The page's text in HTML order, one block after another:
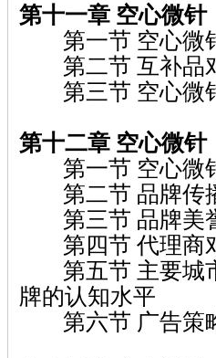
第十一章 空心微针
第一节 空心微
第二节 互补品
第三节 空心微
第十二章 空心微针
第一节 空心微
第二节 品牌传
第三节 品牌美
第四节 代理商
第五节 主要城市
牌的认知水平
第六节 广告策